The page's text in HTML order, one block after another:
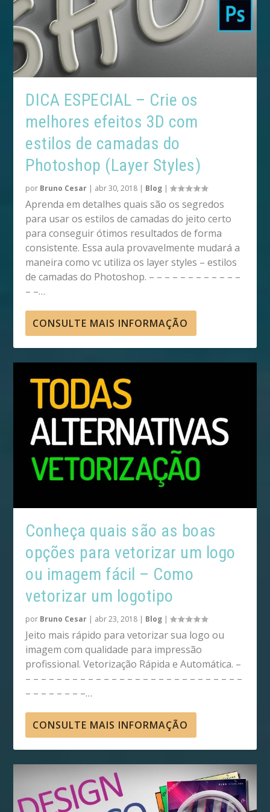
DICA ESPECIAL – Crie os
melhores efeitos 3D com
estilos de camadas do
Photoshop (Layer Styles)
por Bruno Cesar | abr 30, 2018 | Blog |
Aprenda em detalhes quais são os segredos
para usar os estilos de camadas do jeito certo
para conseguir ótimos resultados de forma
consistente. Essa aula provavelmente mudará a
maneira como vc utiliza os layer styles – estilos
de camadas do Photoshop. – – – – – – – – – – – –
– –…
CONSULTE MAIS INFORMAÇÃO
Conheça quais são as boas
opções para vetorizar um logo
ou imagem fácil – Como
vetorizar um logotipo
por Bruno Cesar | abr 23, 2018 | Blog |
Jeito mais rápido para vetorizar sua logo ou
imagem com qualidade para impressão
profissional. Vetorização Rápida e Automática. –
– – – – – – – – – – – – – – – – – – – – – – – – – – – –
– – – – – – – –…
CONSULTE MAIS INFORMAÇÃO